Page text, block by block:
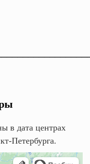
в дата центрах
Петербурга.